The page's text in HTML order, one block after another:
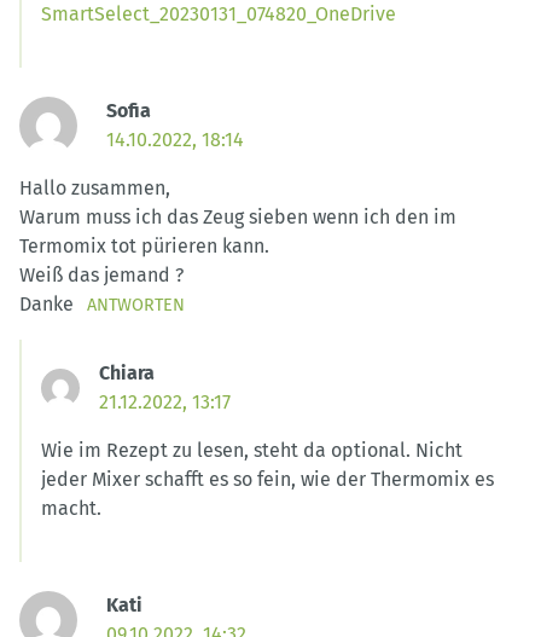
SmartSelect_20230131_074820_OneDrive
Sofia
14.10.2022, 18:14
Hallo zusammen,
Warum muss ich das Zeug sieben wenn ich den im
Termomix tot pürieren kann.
Weiß das jemand ?
Danke
ANTWORTEN
Chiara
21.12.2022, 13:17
Wie im Rezept zu lesen, steht da optional. Nicht
jeder Mixer schafft es so fein, wie der Thermomix es
macht.
Kati